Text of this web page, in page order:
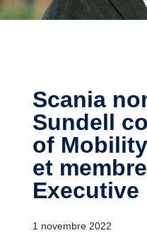
Scania nomme Gustaf
Sundell
of
et
Executive
1 novembre 2022